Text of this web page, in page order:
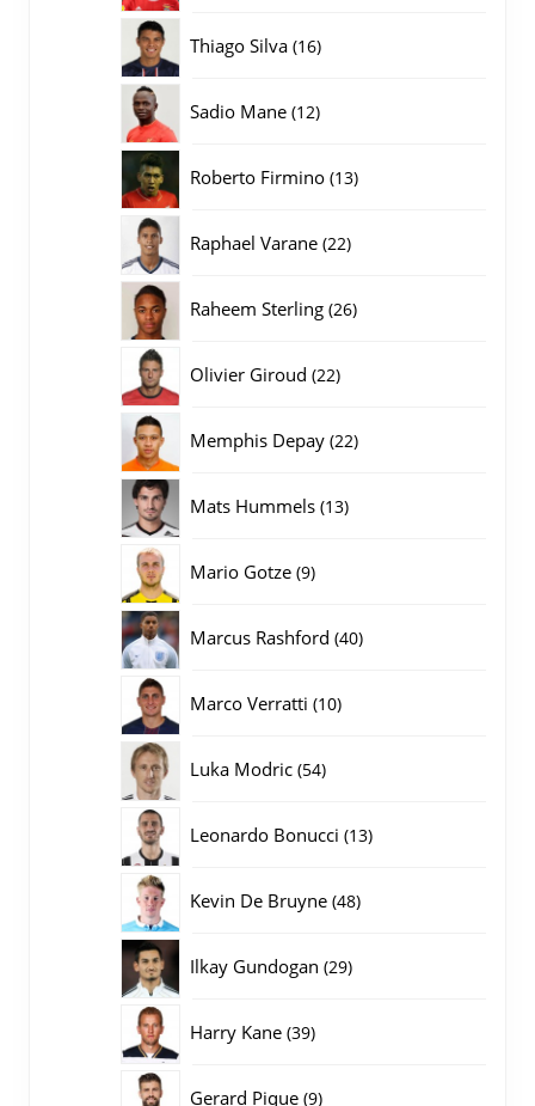
Thiago Silva 1616
Sadio Mane 1212
Roberto Firmino 1313
Raphael Varane 2222
Raheem Sterling 2626
Olivier Giroud 2222
Memphis Depay 2222
Mats Hummels 1313
Mario Gotze 99
Marcus Rashford 4040
Marco Verratti 1010
Luka Modric 5454
Leonardo Bonucci 1313
Kevin De Bruyne 4848
Ilkay Gundogan 2929
Harry Kane 3939
Gerard Pique 99